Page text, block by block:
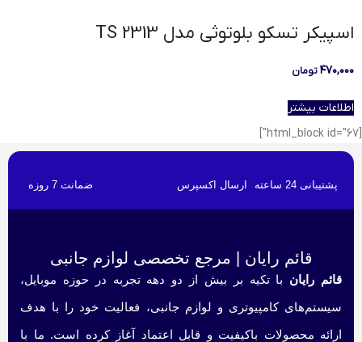
اسپیکر تسکو بلوتوثی مدل TS 2313
۴۷۰,۰۰۰تومان
اطلاعات بیشتر
[html_block id="67"]
پشتیبانی 24 ساعته ارسال اکسپرس ضمانت 7 روزه
قائم رایان | مرجع تخصصی لوازم جانبی
قائم رایان با تکیه بر بیش از دو دهه تجربه در حوزه موبایل،
سیستم‌های کامپیوتری و لوازم جانبی، فعالیت خود را با هدف
ارائه محصولات باکیفیت و قابل اعتماد آغاز کرده است. ما با